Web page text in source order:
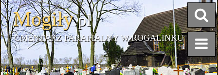
Mogiły.pl
CMENTARZ PARAFIALNY W ROGALINKU